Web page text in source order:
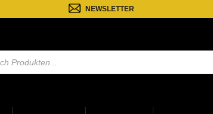
NEWSLETTER